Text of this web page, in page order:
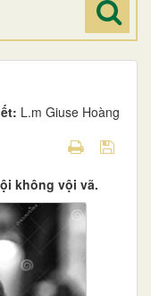
L.m Giuse Hoàng
không vội vã.